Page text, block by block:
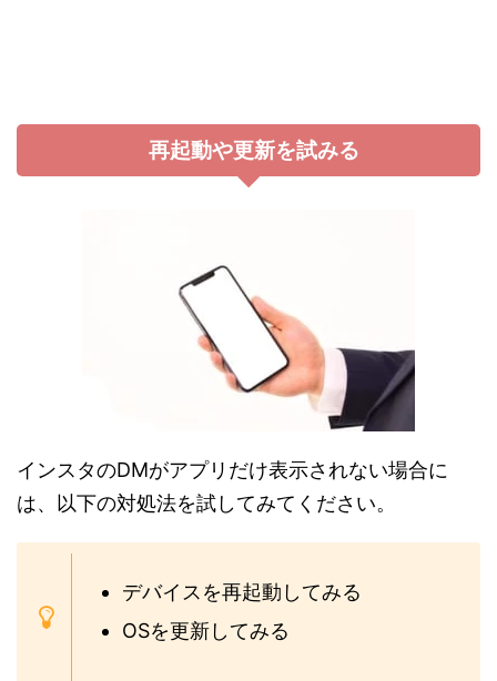
再起動や更新を試みる
インスタのDMがアプリだけ表示されない場合に
は、以下の対処法を試してみてください。
デバイスを再起動してみる
OSを更新してみる